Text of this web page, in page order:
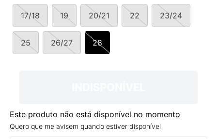
17/18 19 20/21 22 23/24
25 26/27 28
Este produto não está disponível no momento
Quero que me avisem quando estiver disponível
9º
VANS TÊNIS VANS ULTRARANGE
10º NEW BALANCE 204L